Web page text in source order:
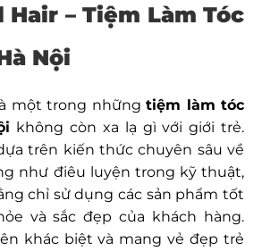
Hair – Tiệm Làm Tóc
Nội
một trong nhữngtiệm làm tóc
không còn xa lạ gì với giới trẻ.
trên kiến thức chuyên sâu về
như điêu luyện trong kỹ thuật,
chỉ sử dụng các sản phẩm tốt
và sắc đẹp của khách hàng.
khác biệt và mang vẻ đẹp trẻ